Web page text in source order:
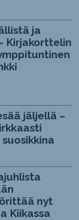
ja
Kirjakorttelin
jäljellä –
nyt
Kiikassa